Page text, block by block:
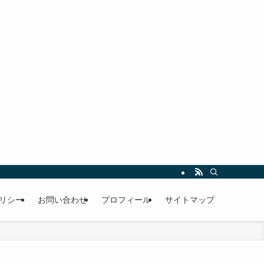
シー お問い合わせ プロフィール サイトマップ